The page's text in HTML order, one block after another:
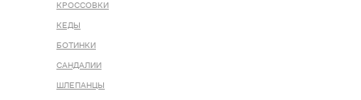
КРОССОВКИ
КЕДЫ
БОТИНКИ
САНДАЛИИ
ШЛЕПАНЦЫ